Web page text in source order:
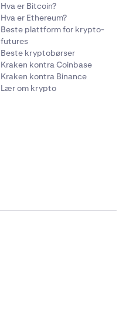
Hva er Bitcoin?
Hva er Ethereum?
Beste plattform for krypto-
futures
Beste kryptobørser
Kraken kontra Coinbase
Kraken kontra Binance
Lær om krypto